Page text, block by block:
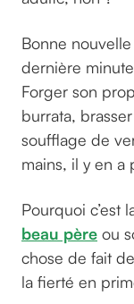
Bonne nouvelle
dernière
Forger son
burrata,
soufflage de
mains, il y en a
Pourquoi c’est
beau père ou
chose de fait
la fierté en